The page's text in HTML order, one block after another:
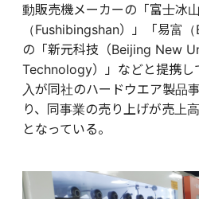
動販売機メーカーの「富士冰
（Fushibingshan）」「易富
の「新元科技（Beijing New
Technology）」などと提携し
入が同社のハードウエア製品
り、同事業の売り上げが売上
となっている。